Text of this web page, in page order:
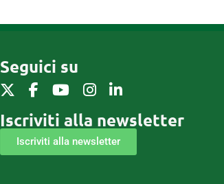
Seguici su
Iscriviti alla newsletter
Iscriviti alla newsletter